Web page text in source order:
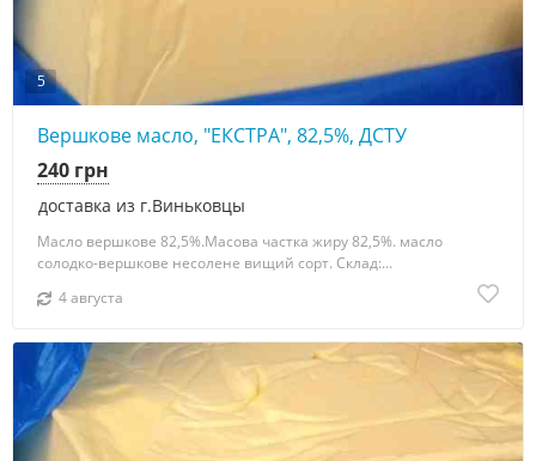
5
Вершкове масло, "ЕКСТРА", 82,5%, ДСТУ
доставка из г.Виньковцы
240 грн
Масло вершкове 82,5%.Масова частка жиру 82,5%. масло
солодко-вершкове несолене вищий сорт. Склад:...
4 августа